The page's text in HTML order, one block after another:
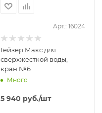
Арт.: 16024
Гейзер Макс для
сверхжесткой воды,
кран №6
Много
5 940 руб./шт